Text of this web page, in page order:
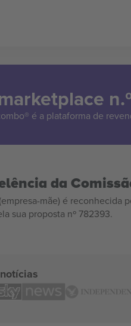
é a plataforma de
da
mãe) é
sua proposta nº 782393.